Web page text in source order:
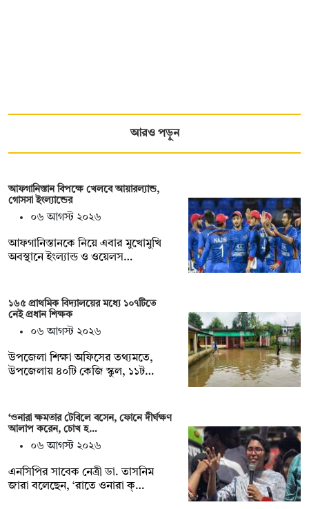
আরও পড়ুন
আফগানিস্তান বিপক্ষে খেলবে আয়ারল্যান্ড,
গোসসা ইংল্যান্ডের
০৬ আগস্ট ২০২৬
আফগানিস্তানকে নিয়ে এবার মুখোমুখি
অবস্থানে ইংল্যান্ড ও ওয়েলস…
১৬৫ প্রাথমিক বিদ্যালয়ের মধ্যে ১০৭টিতে
নেই প্রধান শিক্ষক
০৬ আগস্ট ২০২৬
উপজেলা শিক্ষা অফিসের তথ্যমতে,
উপজেলায় ৪০টি কেজি স্কুল, ১১ট…
‘ওনারা ক্ষমতার টেবিলে বসেন, ফোনে দীর্ঘক্ষণ
আলাপ করেন, চোখ হ…
০৬ আগস্ট ২০২৬
এনসিপির সাবেক নেত্রী ডা. তাসনিম
জারা বলেছেন, ‘রাতে ওনারা ক্…